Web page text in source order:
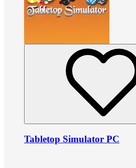
Tabletop Simulator PC